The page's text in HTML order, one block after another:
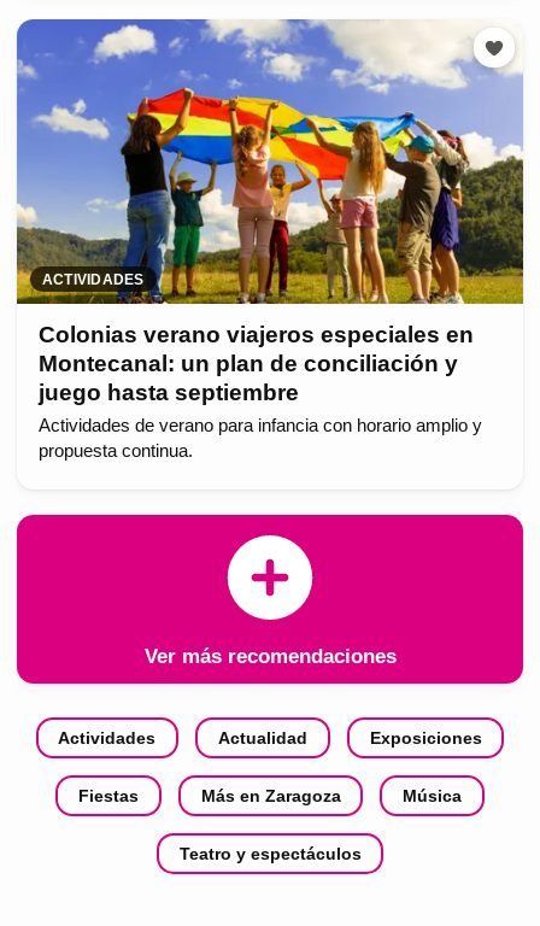
ACTIVIDADES
Colonias verano viajeros especiales en
Montecanal: un plan de conciliación y
juego hasta septiembre
Actividades de verano para infancia con horario amplio y
propuesta continua.
Ver más recomendaciones
Actividades Actualidad Exposiciones
Fiestas Más en Zaragoza Música
Teatro y espectáculos